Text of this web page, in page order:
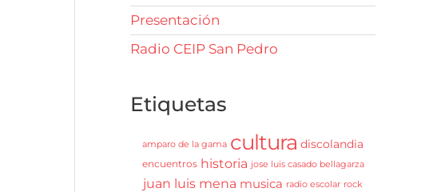
Presentación
Radio CEIP San Pedro
Etiquetas
amparo de la gama cultura discolandia
encuentros historia jose luis casado bellagarza
juan luis mena musica radio escolar rock